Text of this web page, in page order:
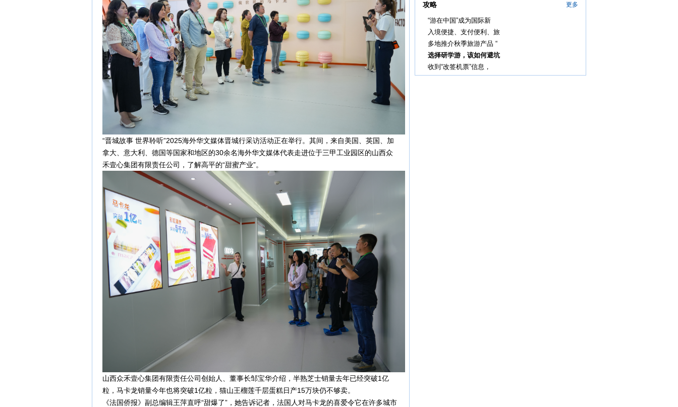
“晋城故事 世界聆听”2025海外华文媒体晋城行采访活动正在举行。其间，来自美国、英国、加
拿大、意大利、德国等国家和地区的30余名海外华文媒体代表走进位于三甲工业园区的山西众
禾壹心集团有限责任公司，了解高平的“甜蜜产业”。
山西众禾壹心集团有限责任公司创始人、董事长邹宝华介绍，半熟芝士销量去年已经突破1亿
粒，马卡龙销量今年也将突破1亿粒，猫山王榴莲千层蛋糕日产15万块仍不够卖。
《法国侨报》副总编辑王萍直呼“甜爆了”，她告诉记者，法国人对马卡龙的喜爱令它在许多城市
更多
攻略
“游在中国”成为国际新
入境便捷、支付便利、旅
多地推介秋季旅游产品 “
选择研学游，该如何避坑
收到“改签机票”信息，